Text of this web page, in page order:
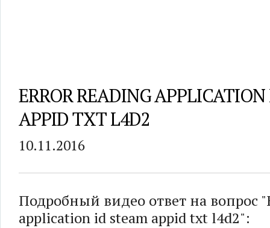
ERROR READING
APPID TXT L4D2
10.11.2016
Подробный видео ответ на вопрос
application id steam appid txt l4d2":